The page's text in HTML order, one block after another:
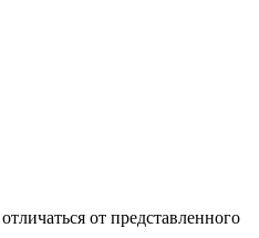
от представленного